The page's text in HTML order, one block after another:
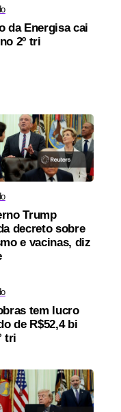
da Energisa cai
2º tri
Trump
decreto sobre
e vacinas, diz
tem lucro
de R$52,4 bi
tri